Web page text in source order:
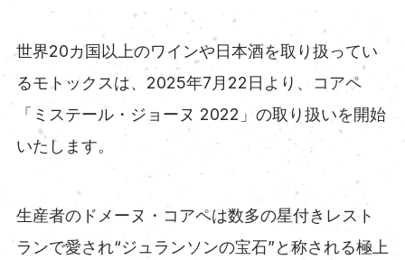
世界20カ国以上のワインや日本酒を取り扱ってい
るモトックスは、2025年7月22日より、コアペ
「ミステール・ジョーヌ 2022」の取り扱いを開始
いたします。
生産者のドメーヌ・コアペは数多の星付きレスト
ランで愛され“ジュランソンの宝石”と称される極上